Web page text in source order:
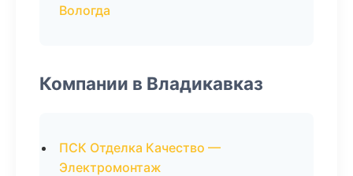
Вологда
Компании в Владикавказ
ПСК Отделка Качество —
Электромонтаж